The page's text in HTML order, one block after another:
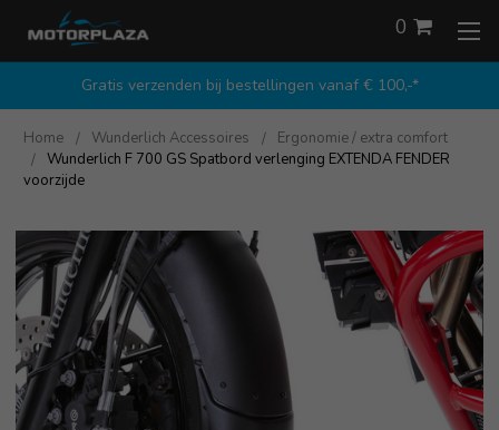
Gratis verzenden bij bestellingen vanaf € 100,-*
0
Home Wunderlich Accessoires
Ergonomie / extra comfort
Wunderlich F 700 GS Spatbord verlenging EXTENDA FENDER
voorzijde